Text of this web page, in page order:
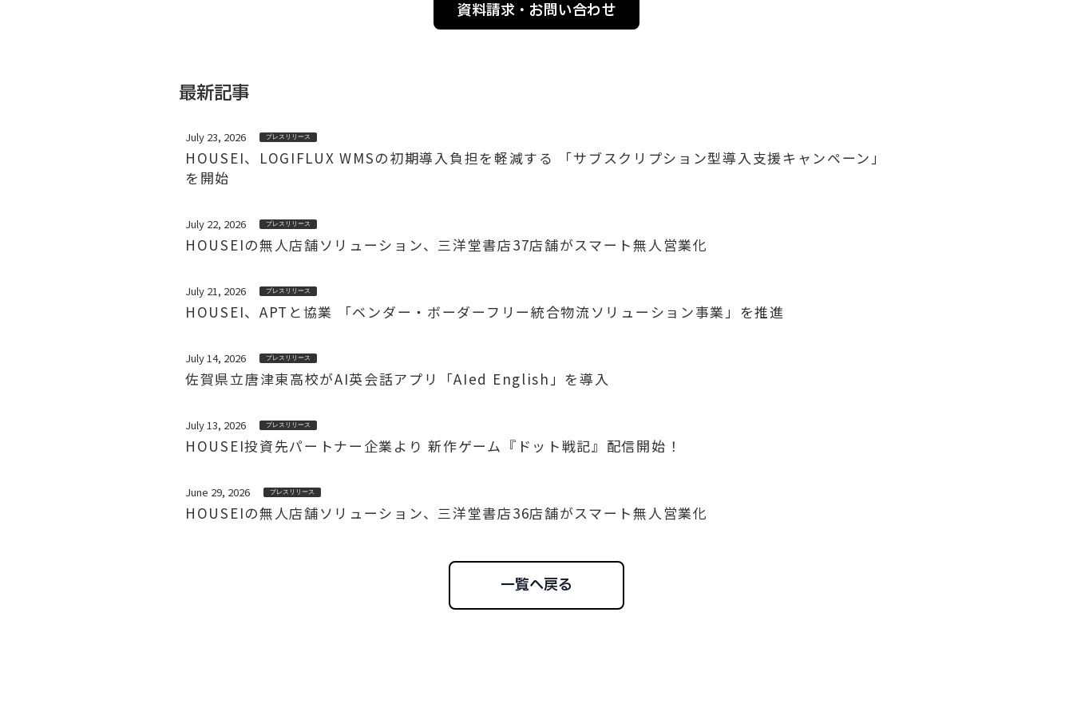
資料請求・お問い合わせ
最新記事
July 23, 2026 プレスリリース
HOUSEI、LOGIFLUX WMSの初期導入負担を軽減する 「サブスクリプション型導入支援キャンペーン」
を開始
July 22, 2026 プレスリリース
HOUSEIの無人店舗ソリューション、三洋堂書店37店舗がスマート無人営業化
July 21, 2026 プレスリリース
HOUSEI、APTと協業 「ベンダー・ボーダーフリー統合物流ソリューション事業」を推進
July 14, 2026 プレスリリース
佐賀県立唐津東高校がAI英会話アプリ「AIed English」を導入
July 13, 2026 プレスリリース
HOUSEI投資先パートナー企業より 新作ゲーム『ドット戦記』配信開始！
June 29, 2026 プレスリリース
HOUSEIの無人店舗ソリューション、三洋堂書店36店舗がスマート無人営業化
一覧へ戻る